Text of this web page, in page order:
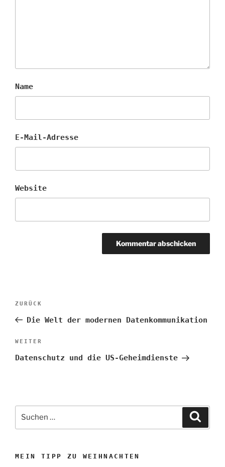
Name
E-Mail-Adresse
Website
Beitragsnavigation
Vorheriger
Beitrag
ZURÜCK
Die Welt der modernen Datenkommunikation
Nächster
Beitrag
WEITER
Datenschutz und die US-Geheimdienste
nach:
MEIN TIPP ZU WEIHNACHTEN